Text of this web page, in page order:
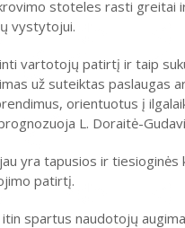
stoteles rasti greitai
vystytojui.
vartotojų patirtį ir taip
už suteiktas paslaugas
orientuotus į
L. Doraitė-
yra tapusios ir tiesioginės
patirtį.
spartus naudotojų